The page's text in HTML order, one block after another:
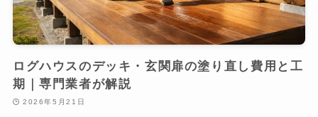
ログハウスのデッキ・玄関扉の塗り直し費用と工
期｜専門業者が解説
2026年5月21日